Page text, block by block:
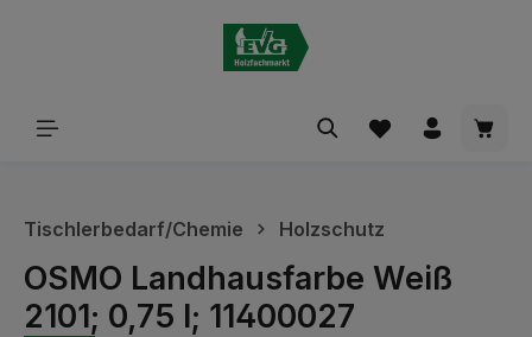
Tischlerbedarf/Chemie Holzschutz
OSMO Landhausfarbe Weiß
2101; 0,75 l; 11400027